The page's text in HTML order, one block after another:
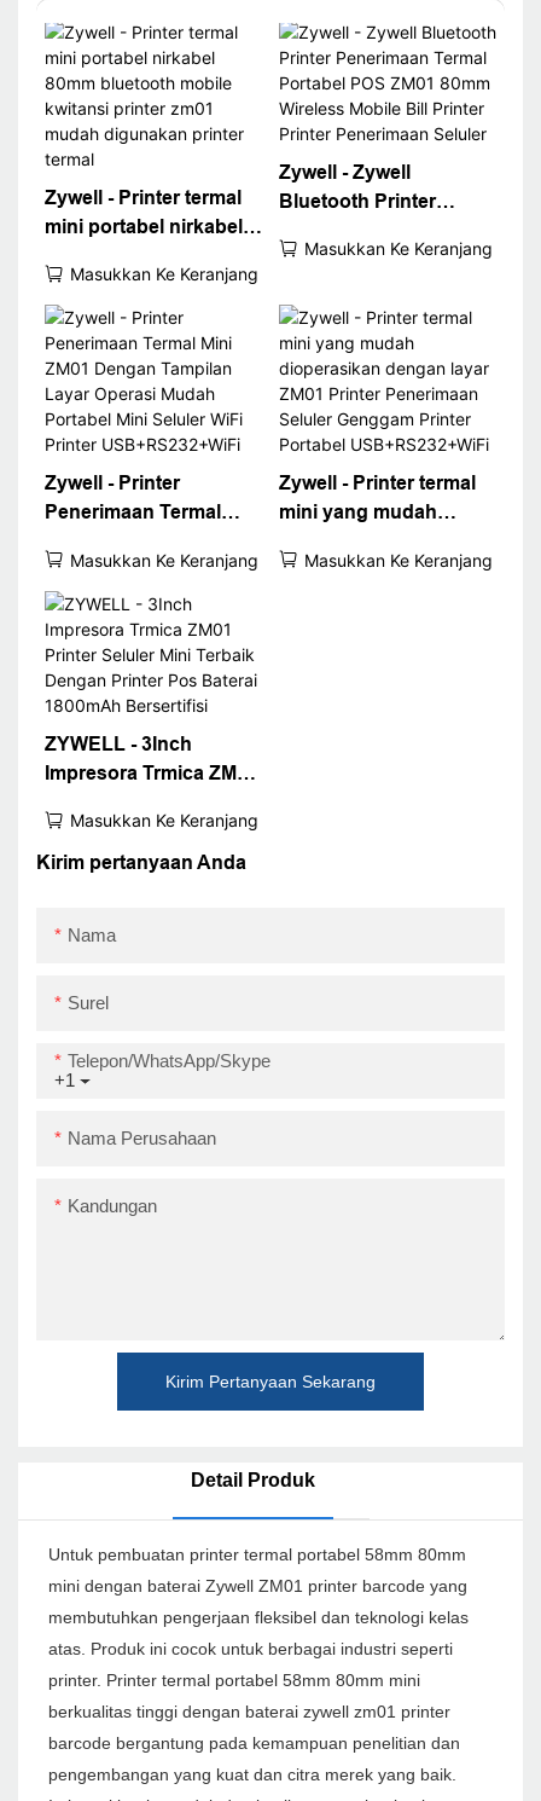
Zywell - Printer termal
mini portabel nirkabel
kwitansi printer zm01
mudah digunakan
printer termal
Masukkan Ke Keranjang
Zywell - Zywell
Bluetooth Printer
Portabel POS ZM01
Bill Printer Printer
Penerimaan Seluler
Masukkan Ke Keranjang
Zywell - Printer
Penerimaan Termal
Tampilan Layar Operasi
Mudah Portabel Mini
Seluler WiFi Printer
USB+RS232+WiFi
Masukkan Ke Keranjang
Zywell - Printer termal
mini yang mudah
layar ZM01 Printer
Masukkan Ke Keranjang
ZYWELL - 3Inch
Impresora Trmica ZM01
Terbaik Dengan Printer
Pos Baterai 1800mAh
Masukkan Ke Keranjang
Kirim pertanyaan Anda
Nama
Surel
+1
Telepon/WhatsApp/Skype
Nama Perusahaan
Kandungan
Kirim Pertanyaan Sekarang
Detail Produk
Untuk pembuatan printer termal portabel 58mm 80mm
mini dengan baterai Zywell ZM01 printer barcode yang
membutuhkan pengerjaan fleksibel dan teknologi kelas
atas. Produk ini cocok untuk berbagai industri seperti
printer. Printer termal portabel 58mm 80mm mini
berkualitas tinggi dengan baterai zywell zm01 printer
barcode bergantung pada kemampuan penelitian dan
pengembangan yang kuat dan citra merek yang baik.